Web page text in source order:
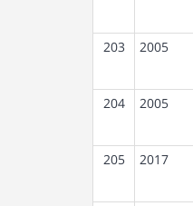
203 2005
204 2005
205 2017